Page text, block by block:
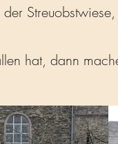
hat, dann